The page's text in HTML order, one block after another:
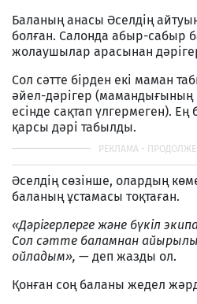
Баланың анасы Әселдің
болған. Салонда абыр-сабыр
жолаушылар арасынан
Сол сәтте бірден екі маман
әйел-дәрігер (мамандығының
есінде сақтап үлгермеген).
қарсы дәрі табылды.
Әселдің сөзінше, олардың
баланың ұстамасы тоқтаған.
«Дәрігерлерге және бүкіл
Сол сәтте баламнан
ойладым», — деп жазды ол.
Қонған соң баланы жедел